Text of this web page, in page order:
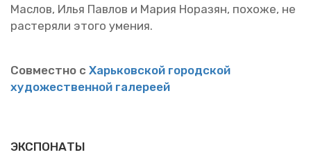
Мас­лов, Илья Пав­лов и Мария Но­ра­зян, по­хо­же, не
рас­те­ря­ли этого уме­ния.
Сов­мест­но с Харь­ков­ской го­род­ской
ху­до­же­ствен­ной га­ле­ре­ей
ЭКСПОНАТЫ